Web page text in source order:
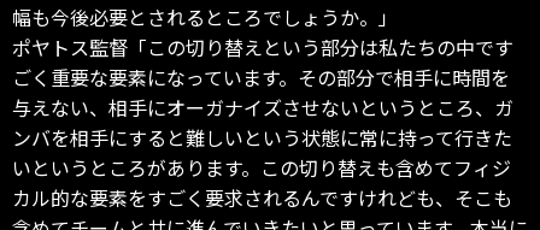
幅も今後必要とされるところでしょうか。」
ポヤトス監督「この切り替えという部分は私たちの中です
ごく重要な要素になっています。その部分で相手に時間を
与えない、相手にオーガナイズさせないというところ、ガ
ンバを相手にすると難しいという状態に常に持って行きた
いというところがあります。この切り替えも含めてフィジ
カル的な要素をすごく要求されるんですけれども、そこも